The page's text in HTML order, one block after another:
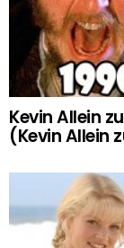
Kevin Allein
(Kevin Allein